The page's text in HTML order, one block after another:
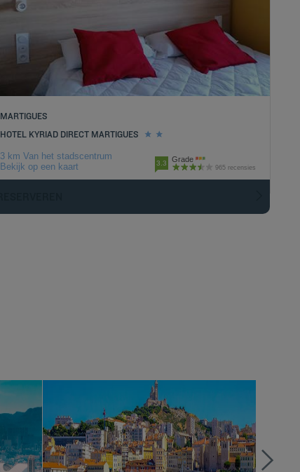
MARTIGUES
HOTEL KYRIAD DIRECT MARTIGUES
3 km Van het stadscentrum
Bekijk op een kaart
3.3 Grade
965 recensies